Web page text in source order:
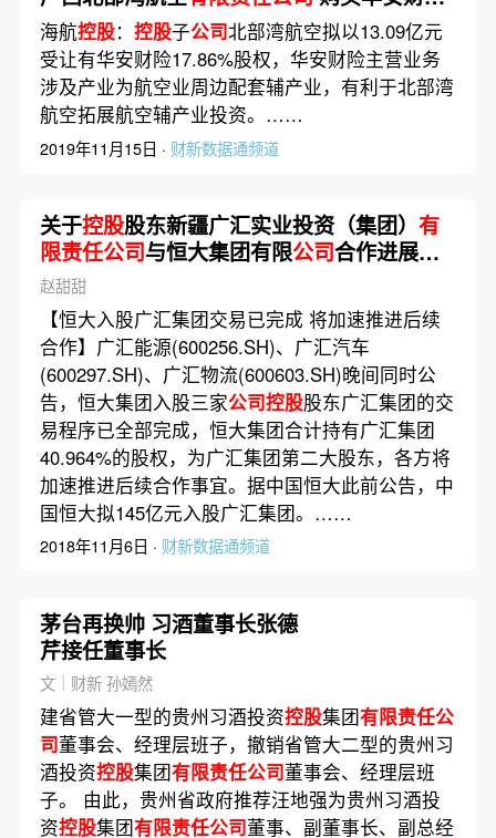
保险股份有限公司股权暨关联交易的公告
海航控股： 控股子公司北部湾航空拟以13.09亿元
受让有华安财险17.86%股权，华安财险主营业务
涉及产业为航空业周边配套辅产业，有利于北部湾
航空拓展航空辅产业投资。……
2019年11月15日 · 财新数据通频道
关于控股股东新疆广汇实业投资（集团） 有
限责任公司与恒大集团有限公司合作进展公
告
赵甜甜
【恒大入股广汇集团交易已完成 将加速推进后续
合作】广汇能源(600256.SH)、广汇汽车
(600297.SH)、广汇物流(600603.SH)晚间同时公
告，恒大集团入股三家公司控股股东广汇集团的交
易程序已全部完成，恒大集团合计持有广汇集团
40.964%的股权，为广汇集团第二大股东，各方将
加速推进后续合作事宜。据中国恒大此前公告，中
国恒大拟145亿元入股广汇集团。……
2018年11月6日 · 财新数据通频道
茅台再换帅 习酒董事长张德
芹接任董事长
文｜财新 孙嫣然
建省管大一型的贵州习酒投资控股集团有限责任公
司董事会、经理层班子，撤销省管大二型的贵州习
酒投资控股集团有限责任公司董事会、经理层班
子。 由此，贵州省政府推荐汪地强为贵州习酒投
资控股集团有限责任公司董事、副董事长、副总经